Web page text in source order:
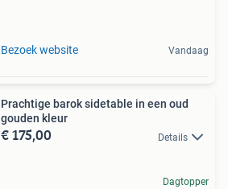
Bezoek website Vandaag
Prachtige barok sidetable in een oud
gouden kleur
€ 175,00 Details
Dagtopper